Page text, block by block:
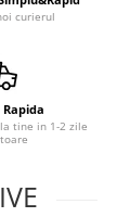
curierul
tine in 1-2 zile